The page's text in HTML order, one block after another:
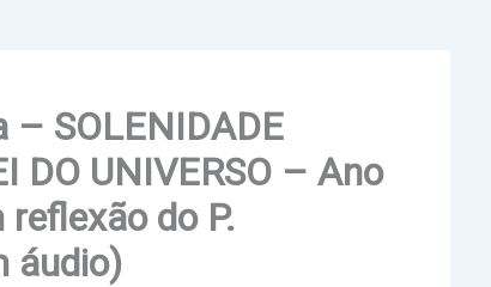
– SOLENIDADE
DO UNIVERSO – Ano
do P.
áudio)